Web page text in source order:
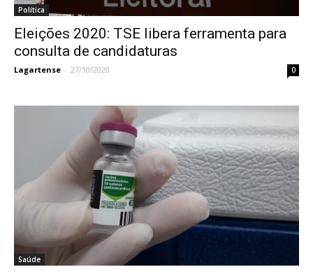
Política
Eleições 2020: TSE libera ferramenta para
consulta de candidaturas
Lagartense - 27/10/2020 0
Saúde